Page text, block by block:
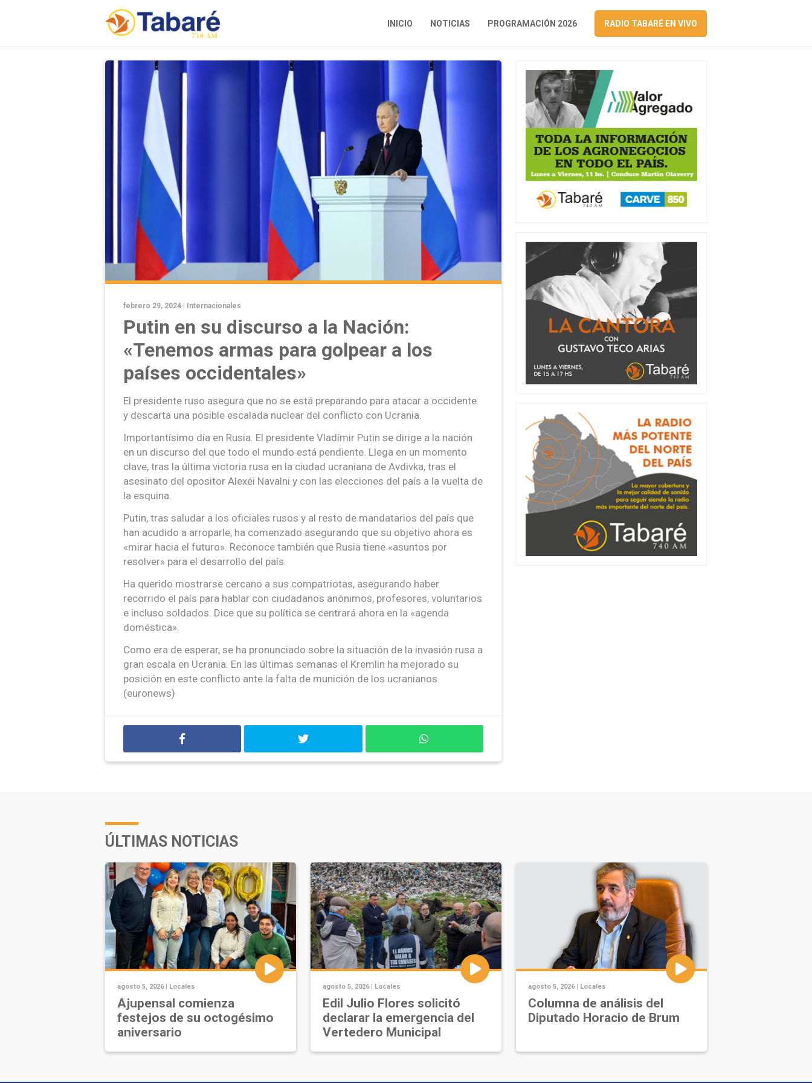
INICIO NOTICIAS PROGRAMACIÓN 2026 RADIO TABARÉ EN VIVO
febrero 29, 2024 | Internacionales
Putin en su discurso a la Nación:
«Tenemos armas para golpear a los
países occidentales»
El presidente ruso asegura que no se está preparando para atacar a occidente
y descarta una posible escalada nuclear del conflicto con Ucrania.
Importantísimo día en Rusia. El presidente Vladímir Putin se dirige a la nación
en un discurso del que todo el mundo está pendiente. Llega en un momento
clave, tras la última victoria rusa en la ciudad ucraniana de Avdivka, tras el
asesinato del opositor Alexéi Navalni y con las elecciones del país a la vuelta de
la esquina.
Putin, tras saludar a los oficiales rusos y al resto de mandatarios del país que
han acudido a arroparle, ha comenzado asegurando que su objetivo ahora es
«mirar hacia el futuro». Reconoce también que Rusia tiene «asuntos por
resolver» para el desarrollo del país.
Ha querido mostrarse cercano a sus compatriotas, asegurando haber
recorrido el país para hablar con ciudadanos anónimos, profesores, voluntarios
e incluso soldados. Dice que su política se centrará ahora en la «agenda
doméstica».
Como era de esperar, se ha pronunciado sobre la situación de la invasión rusa a
gran escala en Ucrania. En las últimas semanas el Kremlin ha mejorado su
posición en este conflicto ante la falta de munición de los ucranianos.
(euronews)
ÚLTIMAS NOTICIAS
agosto 5, 2026 | Locales
Ajupensal comienza
festejos de su octogésimo
aniversario
agosto 5, 2026 | Locales
Edil Julio Flores solicitó
declarar la emergencia del
Vertedero Municipal
agosto 5, 2026 | Locales
Columna de análisis del
Diputado Horacio de Brum